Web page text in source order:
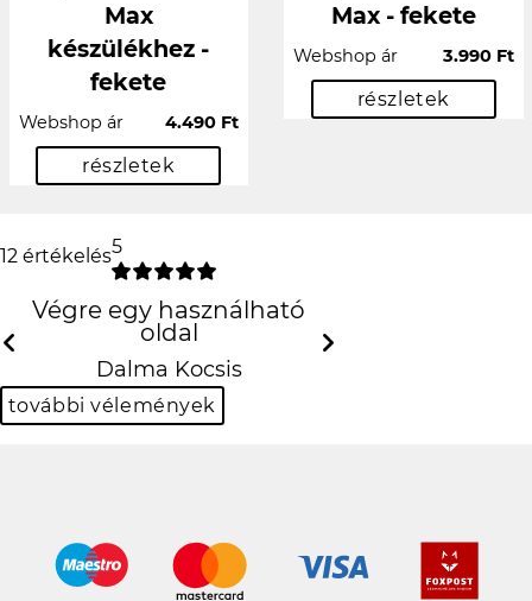
Max
készülékhez -
fekete
Webshop ár 4.490 Ft
részletek
Max - fekete
Webshop ár 3.990 Ft
részletek
12 értékelés5
Végre egy használható oldal
Dalma Kocsis
további vélemények